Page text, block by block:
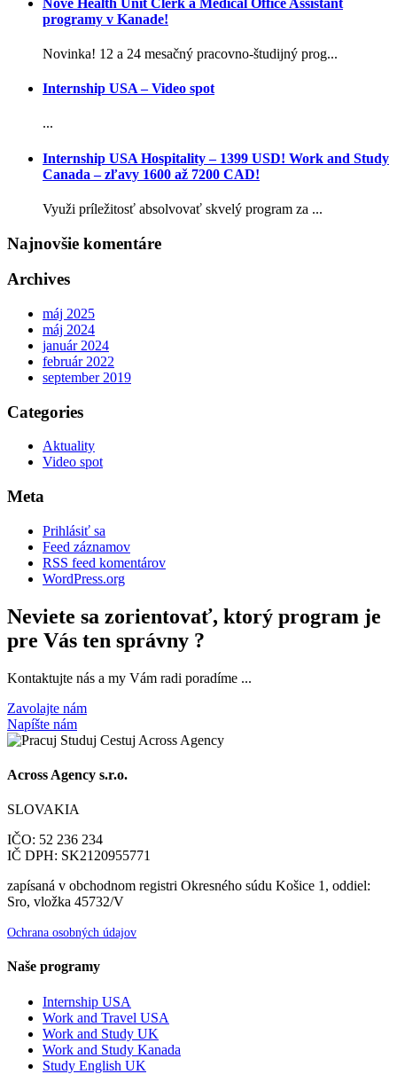
programy v Kanade!
Novinka! 12 a 24 mesačný pracovno-študijný prog...
Internship USA – Video spot
...
Internship USA Hospitality – 1399 USD! Work and Study
Canada – zľavy 1600 až 7200 CAD!
Využi príležitosť absolvovať skvelý program za ...
Najnovšie komentáre
Archives
máj 2025
máj 2024
január 2024
február 2022
september 2019
Categories
Aktuality
Video spot
Meta
Prihlásiť sa
Feed záznamov
RSS feed komentárov
WordPress.org
Neviete sa zorientovať, ktorý program je
pre Vás ten správny ?
Kontaktujte nás a my Vám radi poradíme ...
Zavolajte nám
Napíšte nám
Across Agency s.r.o.
SLOVAKIA
IČO: 52 236 234
IČ DPH: SK2120955771
zapísaná v obchodnom registri Okresného súdu Košice 1, oddiel:
Sro, vložka 45732/V
Ochrana osobných údajov
Naše programy
Internship USA
Work and Travel USA
Work and Study UK
Work and Study Kanada
Study English UK